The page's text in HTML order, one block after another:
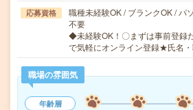
応募資格
職種未経験OK / ブランクOK / パ
不要
◆未経験OK！〇まずは事前登録
で気軽にオンライン登録★氏名
職場の雰囲気
年齢層